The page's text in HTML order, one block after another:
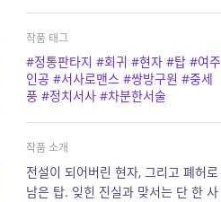
작품 태그
#정통판타지 #회귀 #현자 #탑 #여주
인공 #서사로맨스 #쌍방구원 #중세
풍 #정치서사 #차분한서술
작품 소개
전설이 되어버린 현자, 그리고 폐허로
남은 탑. 잊힌 진실과 맞서는 단 한 사